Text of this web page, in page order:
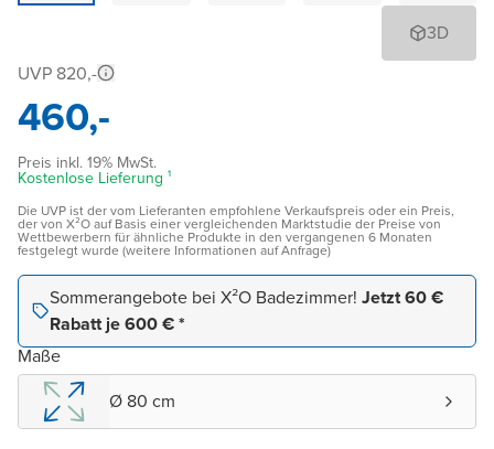
3D
UVP 820,-
460,-
Preis inkl. 19% MwSt.
Kostenlose Lieferung ¹
Die UVP ist der vom Lieferanten empfohlene Verkaufspreis oder ein Preis,
der von X²O auf Basis einer vergleichenden Marktstudie der Preise von
Wettbewerbern für ähnliche Produkte in den vergangenen 6 Monaten
festgelegt wurde (weitere Informationen auf Anfrage)
Sommerangebote bei X²O Badezimmer! Jetzt 60 €
Rabatt je 600 € *
Maße
Ø 80 cm